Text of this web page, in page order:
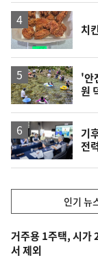
치
'안
원
기
전
기,
최
인기 뉴
기
뉴
거주용 1주택, 시가
서 제외